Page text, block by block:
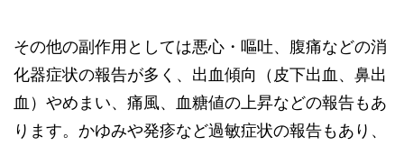
その他の副作用としては悪心・嘔吐、腹痛などの消
化器症状の報告が多く、出血傾向（皮下出血、鼻出
血）やめまい、痛風、血糖値の上昇などの報告もあ
ります。かゆみや発疹など過敏症状の報告もあり、